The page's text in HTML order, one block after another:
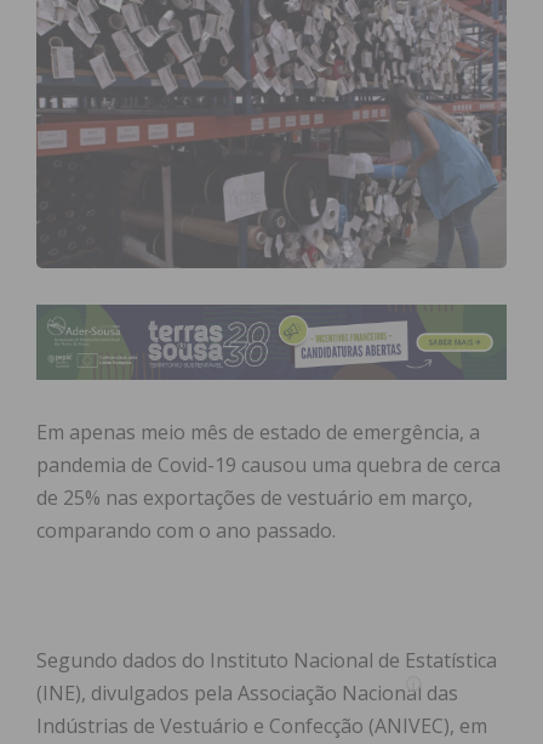
Em apenas meio mês de estado de emergência, a
pandemia de Covid-19 causou uma quebra de cerca
de 25% nas exportações de vestuário em março,
comparando com o ano passado.
Segundo dados do Instituto Nacional de Estatística
(INE), divulgados pela Associação Nacional das
Indústrias de Vestuário e Confecção (ANIVEC), em